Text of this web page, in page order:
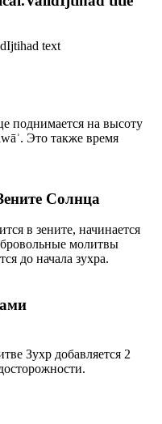
text
поднимается на высоту
Это также время
Солнца
в зените, начинается
молитвы
до начала зухра.
Зухр добавляется 2